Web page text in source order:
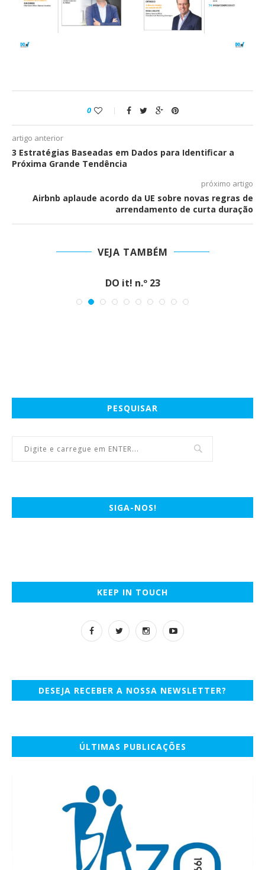
0
artigo anterior
3 Estratégias Baseadas em Dados para Identificar a
Próxima Grande Tendência
próximo artigo
Airbnb aplaude acordo da UE sobre novas regras de
arrendamento de curta duração
VEJA TAMBÉM
DO it! n.º 23
PESQUISAR
SIGA-NOS!
KEEP IN TOUCH
DESEJA RECEBER A NOSSA NEWSLETTER?
ÚLTIMAS PUBLICAÇÕES